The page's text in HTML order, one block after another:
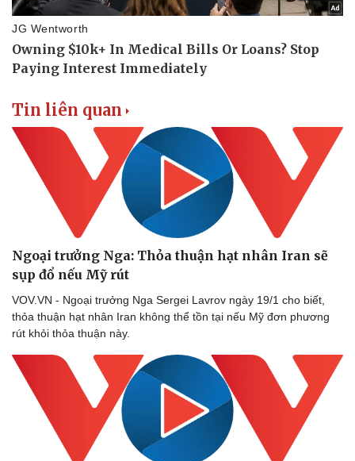
Tin liên quan
Ngoại trưởng Nga: Thỏa thuận hạt nhân Iran sẽ
sụp đổ nếu Mỹ rút
VOV.VN - Ngoại trưởng Nga Sergei Lavrov ngày 19/1 cho biết,
thỏa thuận hạt nhân Iran không thể tồn tại nếu Mỹ đơn phương
rút khỏi thỏa thuận này.